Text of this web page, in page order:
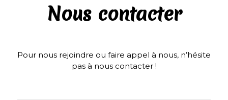
Nous contacter
Pour nous rejoindre ou faire appel à nous, n’hésite
pas à nous contacter !